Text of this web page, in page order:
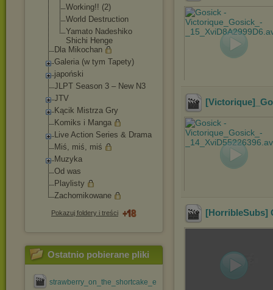
Working!! (2)
World Destruction
Yamato Nadeshiko
Shichi Henge
Dla Mikochan
Galeria (w tym Tapety)
japoński
JLPT Season 3 – New N3
JTV
Kącik Mistrza Gry
Komiks i Manga
Live Action Series & Drama
Miś, miś, miś
Muzyka
Od was
Playlisty
Zachomikowane
Pokazuj foldery i treści
Ostatnio pobierane pliki
strawberry_on_the_shortcake_ep_#01_[jdrama@efnet].avi
[HorribleSubs]